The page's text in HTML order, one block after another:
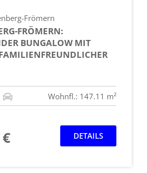
Frömern
FRÖMERN:
BUNGALOW MIT
Wohnfl.: 147.11 m²
DETAILS